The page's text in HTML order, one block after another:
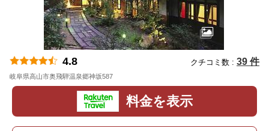
4.8 クチコミ数 : 39 件
岐阜県高山市奥飛騨温泉郷神坂587
料金を表示